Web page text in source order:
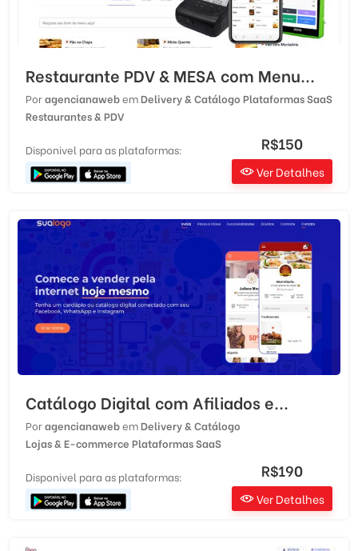
Restaurante PDV & MESA com Menu...
PoragencianawebemDelivery & Catálogo Plataformas SaaS
Restaurantes & PDV
Disponivel para as plataformas: R$150
Ver Detalhes
Catálogo Digital com Afiliados e...
PoragencianawebemDelivery & Catálogo
Lojas & E-commerce Plataformas SaaS
Disponivel para as plataformas: R$190
Ver Detalhes